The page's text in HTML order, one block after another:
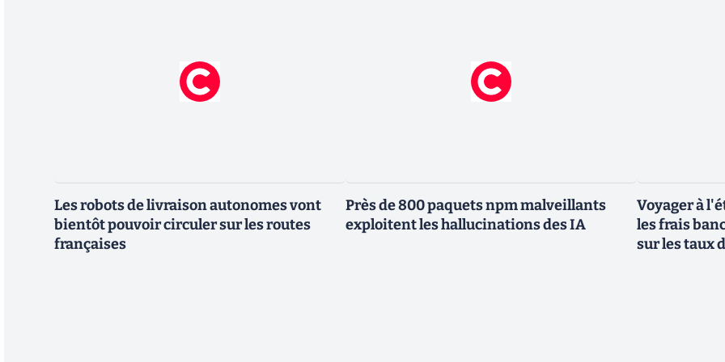
Les robots de livraison autonomes vont
bientôt pouvoir circuler sur les routes
françaises
Près de 800 paquets npm malveillants
exploitent les hallucinations des IA
Voyager à
les frais
sur les taux